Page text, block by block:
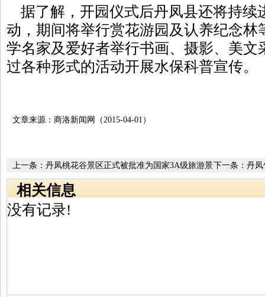
据了解，开园仪式后丹凤县还将持续
动，期间将举行赏花游园及认养纪念林
学名家及爱好者举行书画、摄影、美文
过各种形式的活动开展水保科普宣传。
文章来源：商洛新闻网（2015-04-01）
下一条： 丹凤
景区
上一条： 丹凤桃花谷景区正式被批准为国家3A级旅游景
区
相关信息
没有记录!